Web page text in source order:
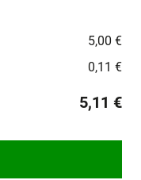
5,00 €
0,11 €
5,11 €